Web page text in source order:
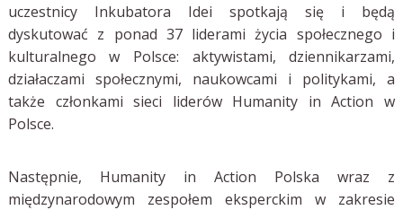
uczestnicy Inkubatora Idei spotkają się i będą
dyskutować z ponad 37 liderami życia społecznego i
kulturalnego w Polsce: aktywistami, dziennikarzami,
działaczami społecznymi, naukowcami i politykami, a
także członkami sieci liderów Humanity in Action w
Polsce.
Następnie, Humanity in Action Polska wraz z
międzynarodowym zespołem eksperckim w zakresie